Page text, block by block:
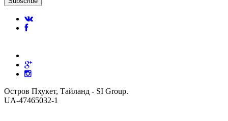
Остров Пхукет, Тайланд - SI Group.
UA-47465032-1